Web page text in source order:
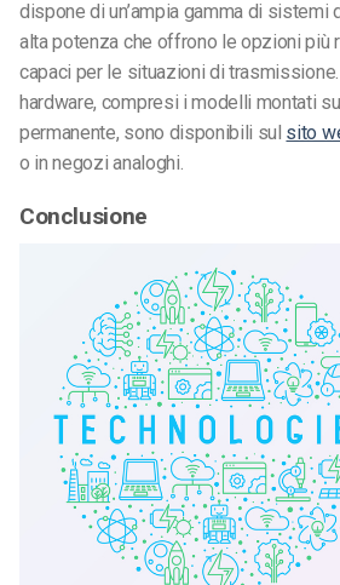
dispone di un’ampia gamma di sistemi
alta potenza che offrono le opzioni più
capaci per le situazioni di
hardware, compresi i modelli montati
permanente, sono disponibili sul sito
o in negozi analoghi.
Conclusione